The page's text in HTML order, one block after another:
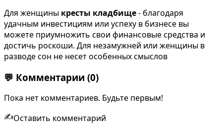
Для женщины кресты кладбище- благодаря
удачным инвестициям или успеху в бизнесе вы
можете приумножить свои финансовые средства и
достичь роскоши. Для незамужней или женщины в
разводе сон не несет особенных смыслов
💬 Комментарии (0)
Пока нет комментариев. Будьте первым!
✍️Оставить комментарий